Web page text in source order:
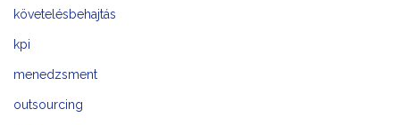
követelésbehajtás
kpi
menedzsment
outsourcing